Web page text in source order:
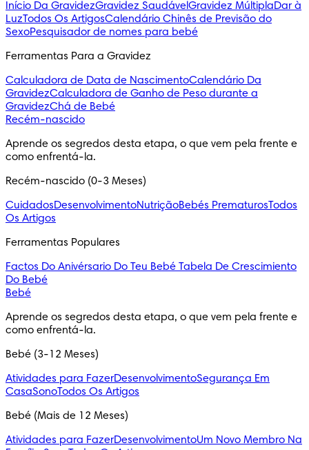
Início Da GravidezGravidez SaudávelGravidez MúltiplaDar à
LuzTodos Os ArtigosCalendário Chinês de Previsão do
SexoPesquisador de nomes para bebé
Ferramentas Para a Gravidez
Calculadora de Data de NascimentoCalendário Da
GravidezCalculadora de Ganho de Peso durante a
GravidezChá de Bebé
Recém-nascido
Aprende os segredos desta etapa, o que vem pela frente e
como enfrentá-la.
Recém-nascido (0-3 Meses)
CuidadosDesenvolvimentoNutriçãoBebés PrematurosTodos
Os Artigos
Ferramentas Populares
Factos Do Anivérsario Do Teu Bebé Tabela De Crescimiento
Do Bebé
Bebé
Aprende os segredos desta etapa, o que vem pela frente e
como enfrentá-la.
Bebé (3-12 Meses)
Atividades para FazerDesenvolvimentoSegurança Em
CasaSonoTodos Os Artigos
Bebé (Mais de 12 Meses)
Atividades para FazerDesenvolvimentoUm Novo Membro Na